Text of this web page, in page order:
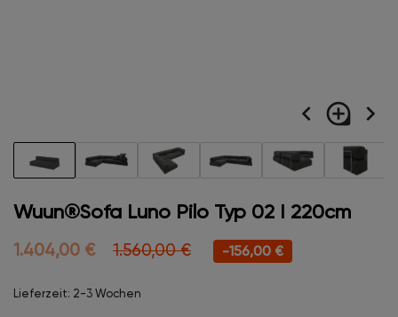
navigate_before loupe navigate_next
Wuun®Sofa Luno Pilo Typ 02 I 220cm
1.404,00 € 1.560,00 € -156,00 €
Lieferzeit: 2-3 Wochen